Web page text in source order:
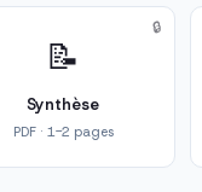
📝
Synthèse
PDF · 1-2 pages
🔒